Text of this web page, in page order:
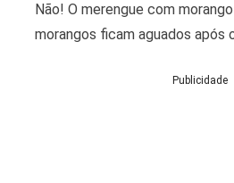
Não! O merengue com
morangos ficam aguados após
Publicidade